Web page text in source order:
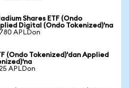
Shares ETF (Ondo
Digital (Ondo Tokenized)'na
APLDon
(Ondo Tokenized)'dan Applied
APLDon